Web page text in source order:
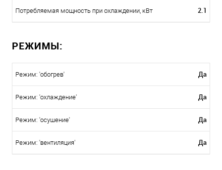
Потребляемая мощность при охлаждении, кВт 2.1
РЕЖИМЫ:
Режим: 'обогрев' Да
Режим: 'охлаждение' Да
Режим: 'осушение' Да
Режим: 'вентиляция' Да